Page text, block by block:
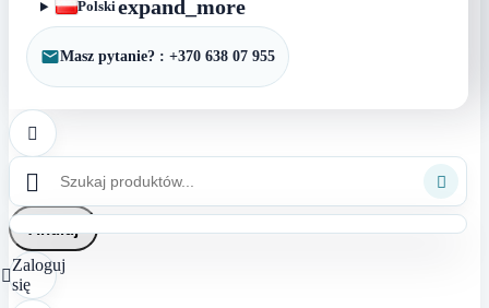
Polskiexpand_more
Masz pytanie? : +370 638 07 955

 
Anuluj

Zaloguj
się